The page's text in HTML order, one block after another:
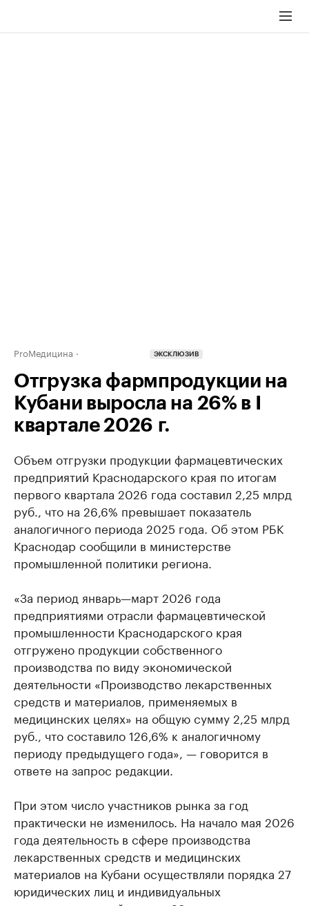
ProМедицина ЭКСКЛЮЗИВ
Отгрузка фармпродукции на
Кубани выросла на 26% в I
квартале 2026 г.
Объем отгрузки продукции фармацевтических
предприятий Краснодарского края по итогам
первого квартала 2026 года составил 2,25 млрд
руб., что на 26,6% превышает показатель
аналогичного периода 2025 года. Об этом РБК
Краснодар сообщили в министерстве
промышленной политики региона.
«За период январь—март 2026 года
предприятиями отрасли фармацевтической
промышленности Краснодарского края
отгружено продукции собственного
производства по виду экономической
деятельности «Производство лекарственных
средств и материалов, применяемых в
медицинских целях» на общую сумму 2,25 млрд
руб., что составило 126,6% к аналогичному
периоду предыдущего года», — говорится в
ответе на запрос редакции.
При этом число участников рынка за год
практически не изменилось. На начало мая 2026
года деятельность в сфере производства
лекарственных средств и медицинских
материалов на Кубани осуществляли порядка 27
юридических лиц и индивидуальных